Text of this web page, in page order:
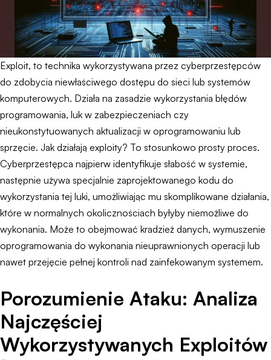
Exploit, to technika wykorzystywana przez cyberprzestępców
do zdobycia niewłaściwego dostępu do sieci lub systemów
komputerowych. Działa na zasadzie wykorzystania błędów
programowania, luk w zabezpieczeniach czy
nieukonstytuowanych aktualizacji w oprogramowaniu lub
sprzęcie. Jak działają exploity? To stosunkowo prosty proces.
Cyberprzestępca najpierw identyfikuje słabość w systemie,
następnie używa specjalnie zaprojektowanego kodu do
wykorzystania tej luki, umożliwiając mu skomplikowane działania,
które w normalnych okolicznościach byłyby niemożliwe do
wykonania. Może to obejmować kradzież danych, wymuszenie
oprogramowania do wykonania nieuprawnionych operacji lub
nawet przejęcie pełnej kontroli nad zainfekowanym systemem.
Porozumienie Ataku: Analiza
Najczęściej
Wykorzystywanych Exploitów